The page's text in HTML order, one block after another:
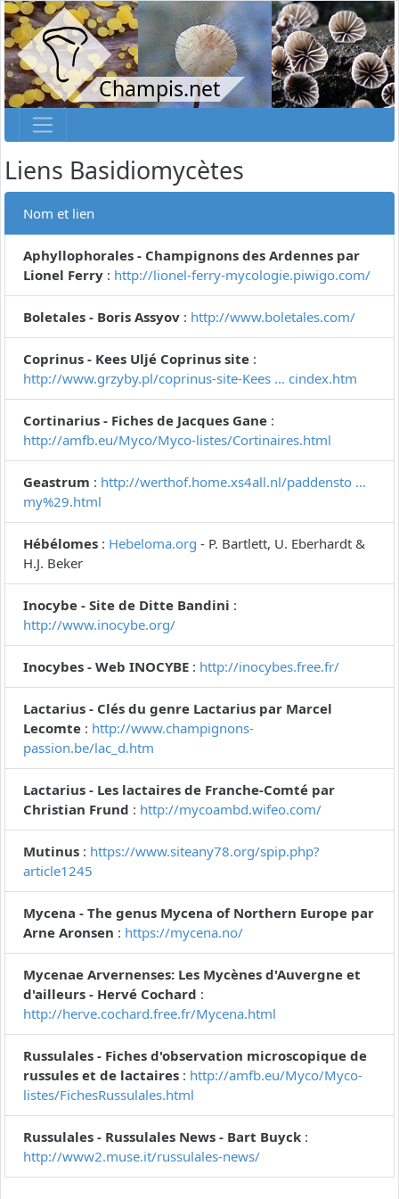
Champis.net
Liens Basidiomycètes
Nom et lien
Aphyllophorales - Champignons des Ardennes par
Lionel Ferry : http://lionel-ferry-mycologie.piwigo.com/
Boletales - Boris Assyov : http://www.boletales.com/
Coprinus - Kees Uljé Coprinus site :
http://www.grzyby.pl/coprinus-site-Kees ... cindex.htm
Cortinarius - Fiches de Jacques Gane :
http://amfb.eu/Myco/Myco-listes/Cortinaires.html
Geastrum : http://werthof.home.xs4all.nl/paddensto ...
my%29.html
Hébélomes : Hebeloma.org - P. Bartlett, U. Eberhardt &
H.J. Beker
Inocybe - Site de Ditte Bandini :
http://www.inocybe.org/
Inocybes - Web INOCYBE : http://inocybes.free.fr/
Lactarius - Clés du genre Lactarius par Marcel
Lecomte : http://www.champignons-
passion.be/lac_d.htm
Lactarius - Les lactaires de Franche-Comté par
Christian Frund : http://mycoambd.wifeo.com/
Mutinus : https://www.siteany78.org/spip.php?
article1245
Mycena - The genus Mycena of Northern Europe par
Arne Aronsen : https://mycena.no/
Mycenae Arvernenses: Les Mycènes d'Auvergne et
d'ailleurs - Hervé Cochard :
http://herve.cochard.free.fr/Mycena.html
Russulales - Fiches d'observation microscopique de
russules et de lactaires : http://amfb.eu/Myco/Myco-
listes/FichesRussulales.html
Russulales - Russulales News - Bart Buyck :
http://www2.muse.it/russulales-news/